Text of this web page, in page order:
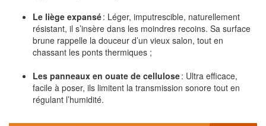
Le liège expansé: Léger, imputrescible, naturellement
résistant, il s’insère dans les moindres recoins. Sa surface
brune rappelle la douceur d’un vieux salon, tout en
chassant les ponts thermiques ;
Les panneaux en ouate de cellulose: Ultra efficace,
facile à poser, ils limitent la transmission sonore tout en
régulant l’humidité.